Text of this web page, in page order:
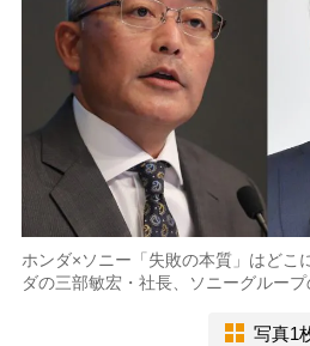
ホンダ×ソニー「失敗の本質」はどこ
ダの三部敏宏・社長、ソニーグループ
写真1